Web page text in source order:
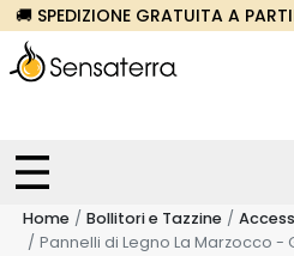
🚚 SPEDIZIONE GRATUITA A
Home Bollitori e Tazzine
Pannelli di Legno La Marzocco -